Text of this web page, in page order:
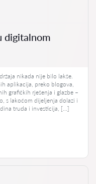
digitalnom
nikada nije bilo lakše.
aplikacija, preko blogova,
grafičkih rješenja i glazbe –
s lakoćom dijeljenja dolazi i
truda i investicija, […]